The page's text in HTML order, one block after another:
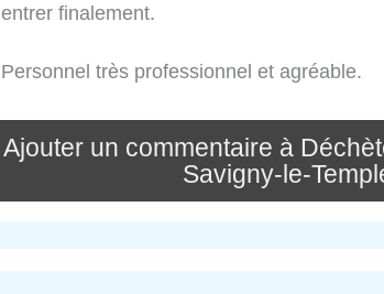
entrer finalement.
Personnel très professionnel et agréable.
Ajouter un commentaire à
Savigny-le-